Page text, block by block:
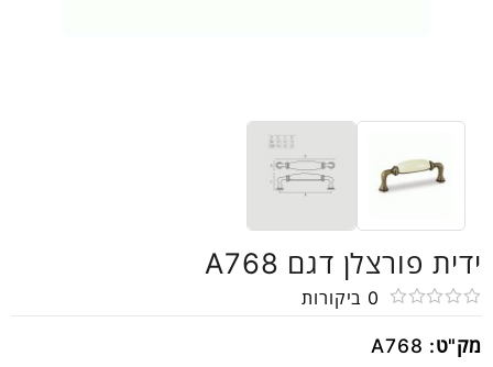
ידית פורצלן דגם A768
0
0 ביקורות
מק"ט: A768